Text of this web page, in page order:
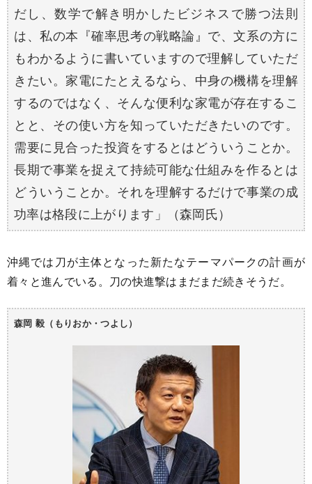
だし、数学で解き明かしたビジネスで勝つ法則
は、私の本『確率思考の戦略論』で、文系の方に
もわかるように書いていますので理解していただ
きたい。家電にたとえるなら、中身の機構を理解
するのではなく、そんな便利な家電が存在するこ
とと、その使い方を知っていただきたいのです。
需要に見合った投資をするとはどういうことか。
長期で事業を捉えて持続可能な仕組みを作るとは
どういうことか。それを理解するだけで事業の成
功率は格段に上がります」（森岡氏）
沖縄では刀が主体となった新たなテーマパークの計画が
着々と進んでいる。刀の快進撃はまだまだ続きそうだ。
森岡 毅（もりおか・つよし）